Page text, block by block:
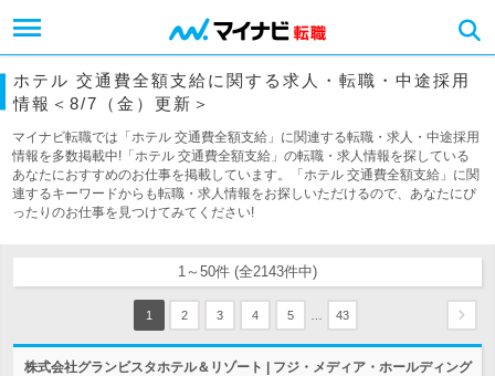
ホテル 交通費全額支給に関する求人・転職・中途採用
情報＜8/7（金）更新＞
マイナビ転職では「ホテル 交通費全額支給」に関連する転職・求人・中途採用
情報を多数掲載中!「ホテル 交通費全額支給」の転職・求人情報を探している
あなたにおすすめのお仕事を掲載しています。「ホテル 交通費全額支給」に関
連するキーワードからも転職・求人情報をお探しいただけるので、あなたにぴ
ったりのお仕事を見つけてみてください!
1～50件 (全2143件中)
1 2 3 4 5 43
株式会社グランビスタホテル＆リゾート | フジ・メディア・ホールディング